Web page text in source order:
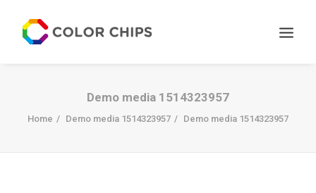
サービス
ニュース
Demo media 1514323957
Home Demo media 1514323957 Demo media 1514323957